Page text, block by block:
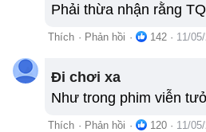
Phải thừa nhận rằng
Thích · Phản hồi · 142 · 11/
Đi chơi xa
Như trong phim viễn
Thích · Phản hồi · 120 · 11/